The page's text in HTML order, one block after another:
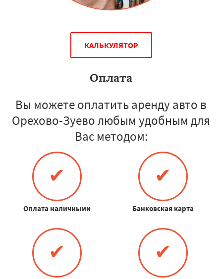
КАЛЬКУЛЯТОР
Оплата
Вы можете оплатить аренду авто в
Орехово-Зуево любым удобным для
Вас методом:
✔
Оплата наличными
✔
Банковская карта
✔ ✔